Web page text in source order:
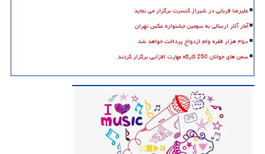
علیرضا قربانی در شیراز کنسرت برگزار می نماید
آمار آثار ارسالی به سومین جشنواره عکس تهران
۴۵۰ هزار فقره وام ازدواج پرداخت خواهد شد
سمن های جوانان 250 کارگاه مهارت افزایی برگزار کردند